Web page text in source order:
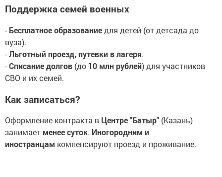
Поддержка семей военных
- Бесплатное образованиедля детей (от детсада до
вуза).
-Льготный проезд, путевки в лагеря.
-Списание долгов (до 10 млн рублей) для участников
СВО и их семей.
Как записаться?
Оформление контракта в Центре "Батыр" (Казань)
занимает менее суток. Иногородним и
иностранцам компенсируют проезд и проживание.